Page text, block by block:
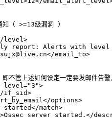
知（ >=13级漏洞 ）
level>
report: Alerts with
email_to>
即不管上述如何设定一定要发邮件
level="3">
if_sid>
options>
started</match>
server started.</